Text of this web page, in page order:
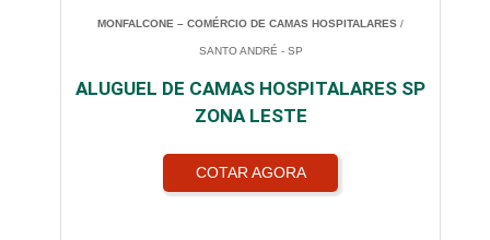
MONFALCONE – COMÉRCIO DE CAMAS HOSPITALARES /
SANTO ANDRÉ - SP
ALUGUEL DE CAMAS HOSPITALARES SP
ZONA LESTE
COTAR AGORA